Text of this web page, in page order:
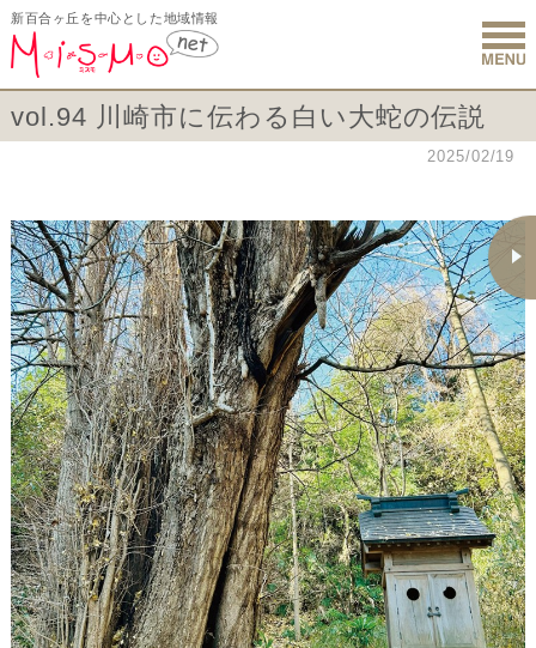
新百合ヶ丘を中心とした地域情報
新百合ヶ
vol.94 川崎市に伝わる白い大蛇の伝説
2025/02/19